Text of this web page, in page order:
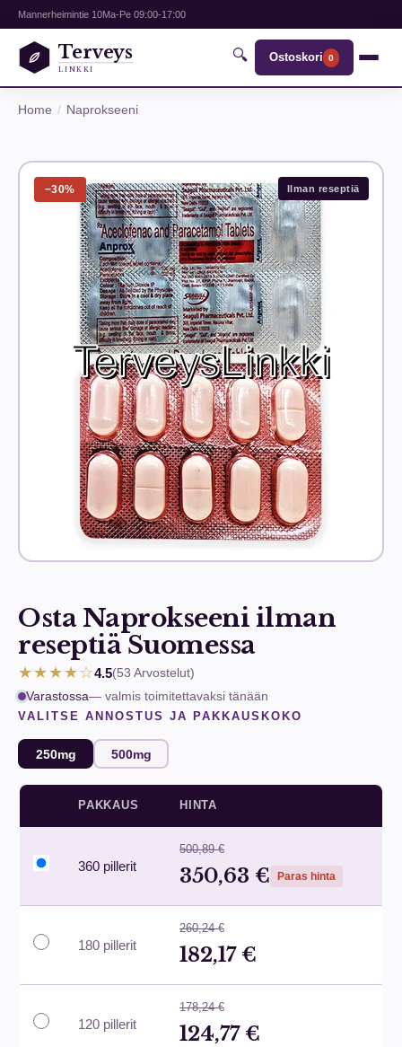
Mannerheimintie 10Ma-Pe 09:00-17:00
Terveys
LINKKI
🔍 Ostoskori 0
Home Naprokseeni
−30% Ilman reseptiä
Osta Naprokseeni ilman
reseptiä Suomessa
★★★★☆4.5(53 Arvostelut)
Varastossa— valmis toimitettavaksi tänään
VALITSE ANNOSTUS JA PAKKAUSKOKO
250mg 500mg
PAKKAUS HINTA
360 pillerit
500,89 €
350,63 € Paras hinta
180 pillerit
260,24 €
182,17 €
120 pillerit
178,24 €
124,77 €